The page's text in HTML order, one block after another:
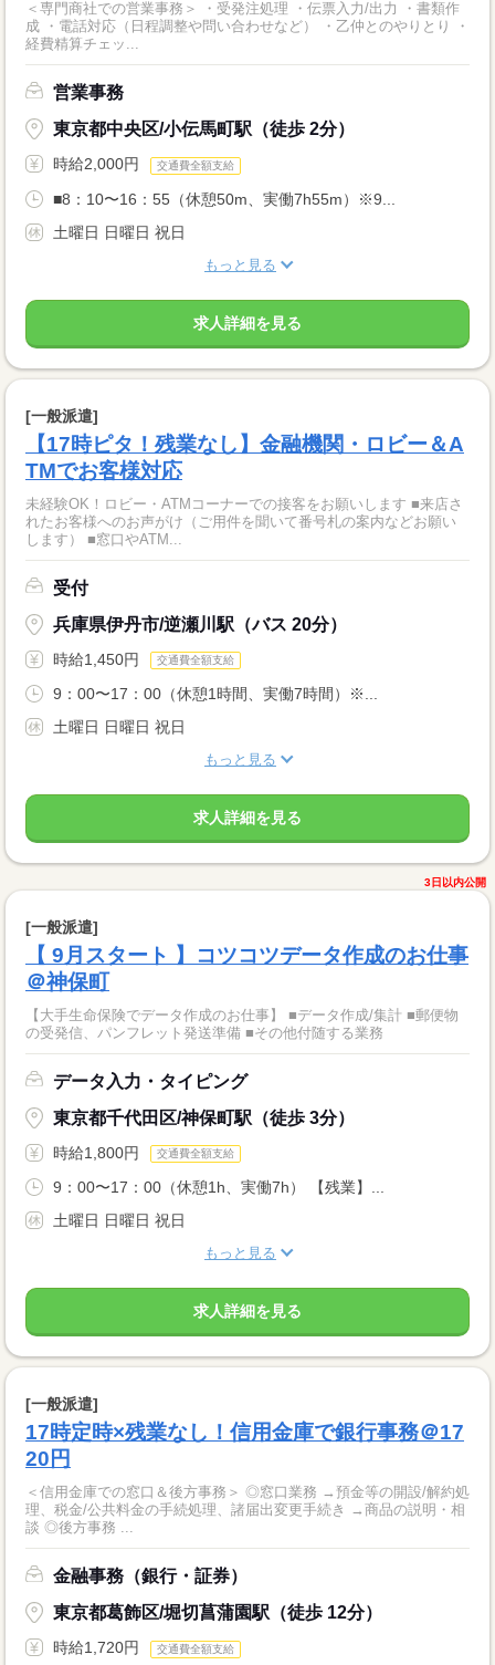
＜専門商社での営業事務＞ ・受発注処理 ・伝票入力/出力 ・書類作
成 ・電話対応（日程調整や問い合わせなど） ・乙仲とのやりとり ・
経費精算チェッ...
営業事務
東京都中央区/小伝馬町駅（徒歩 2分）
時給2,000円 交通費全額支給
■8：10〜16：55（休憩50m、実働7h55m）※9...
土曜日 日曜日 祝日
もっと見る
求人詳細を見る
[一般派遣]
【17時ピタ！残業なし】金融機関・ロビー＆A
TMでお客様対応
未経験OK！ロビー・ATMコーナーでの接客をお願いします ■来店さ
れたお客様へのお声がけ（ご用件を聞いて番号札の案内などお願い
します） ■窓口やATM...
受付
兵庫県伊丹市/逆瀬川駅（バス 20分）
時給1,450円 交通費全額支給
9：00〜17：00（休憩1時間、実働7時間）※...
土曜日 日曜日 祝日
もっと見る
求人詳細を見る
3日以内公開
[一般派遣]
【 9月スタート 】コツコツデータ作成のお仕事
＠神保町
【大手生命保険でデータ作成のお仕事】 ■データ作成/集計 ■郵便物
の受発信、パンフレット発送準備 ■その他付随する業務
データ入力・タイピング
東京都千代田区/神保町駅（徒歩 3分）
時給1,800円 交通費全額支給
9：00〜17：00（休憩1h、実働7h） 【残業】...
土曜日 日曜日 祝日
もっと見る
求人詳細を見る
[一般派遣]
17時定時×残業なし！信用金庫で銀行事務＠17
20円
＜信用金庫での窓口＆後方事務＞ ◎窓口業務 →預金等の開設/解約処
理、税金/公共料金の手続処理、諸届出変更手続き →商品の説明・相
談 ◎後方事務 ...
金融事務（銀行・証券）
東京都葛飾区/堀切菖蒲園駅（徒歩 12分）
時給1,720円 交通費全額支給